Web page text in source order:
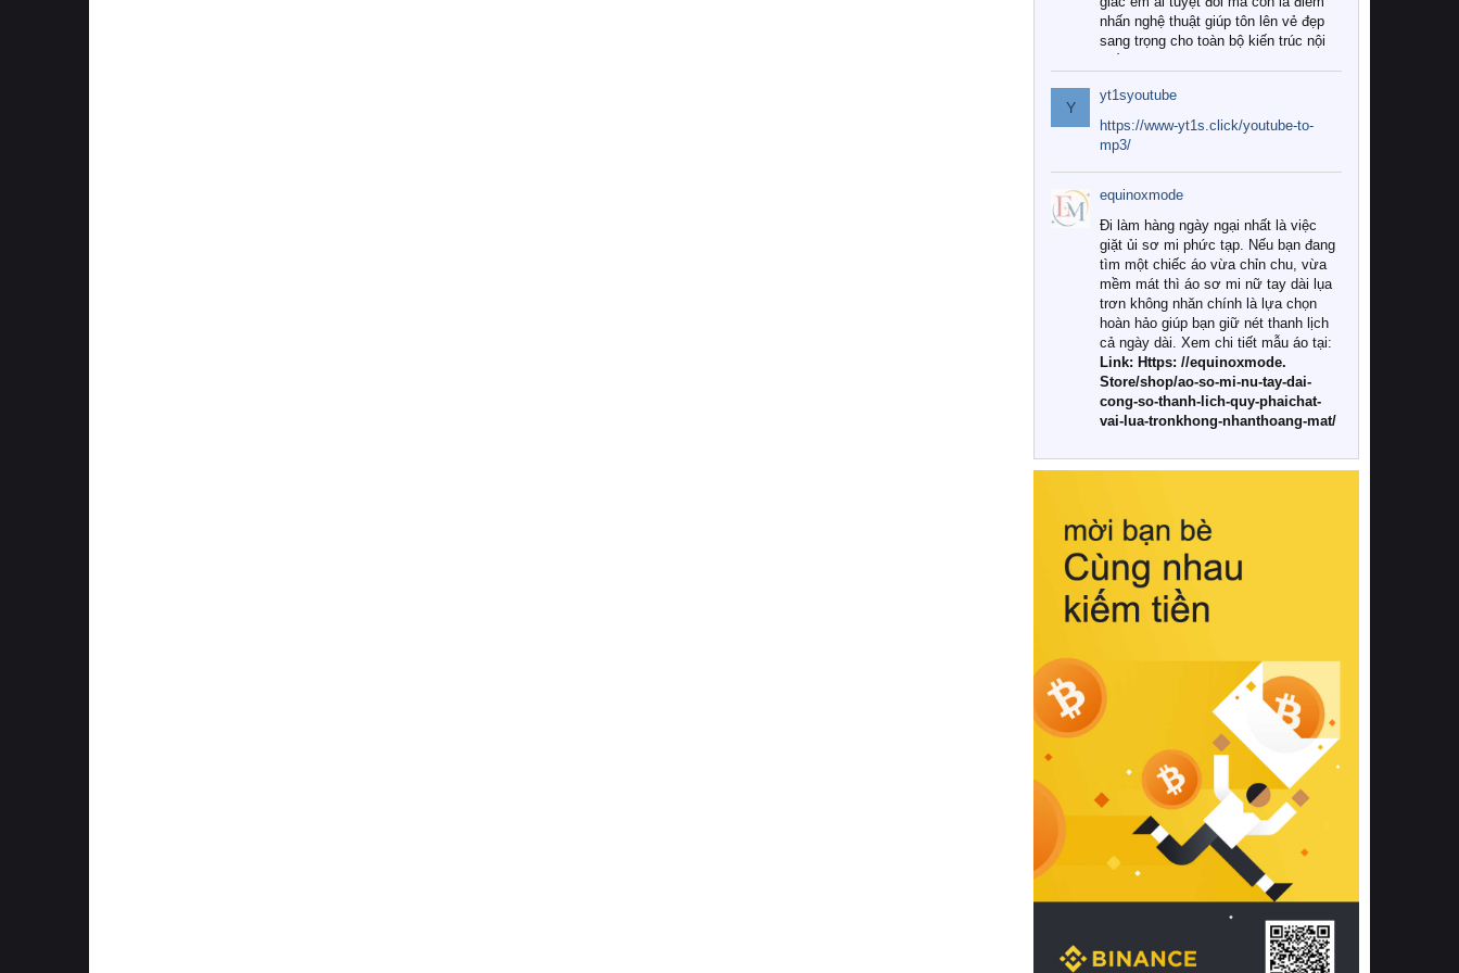
nhấn nghệ thuật giúp tôn lên vẻ đẹp
sang trọng cho toàn bộ kiến trúc nội
Tuy nhiên, giữa thị trường đa dạng
với vô vàn thương hiệu và mẫu mã
như hiện nay, làm thế nào để chọn
được những bộ chăn ga gối đệm cao
cấp thực sự chất lượng, phù hợp với
khí hậu và nhu cầu sử dụng của gia
đình? Hãy cùng chúng tôi đi tìm lời
giải đáp chi tiết qua bài viết dưới đây.
1. Tại sao các gia đình hiện đại lại ưa
chuộng chăn ga gối đệm cao cấp?
Khác với các dòng sản phẩm thông
thường, những bộ chăn ga gối đệm
cao cấp trải qua quy trình sản xuất
nghiêm ngặt từ khâu chọn lọc nguyên
liệu tự nhiên đến công nghệ dệt
nhuộm hiện đại không chứa hóa chất
này, bạn sẽ cảm nhận rõ rệt sự khác
hồi chuẩn xác của phần đệm nâng đỡ
cột sống.
Bên cạnh đó, việc lựa chọn các dòng
sản phẩm đạt chuẩn chất lượng quốc
tế còn giúp ngăn ngừa tình trạng kích
khuẩn và nấm mốc trong điều kiện
thời tiết nóng ẩm. Bạn có thể tìm hiểu
thêm các nghiên cứu khoa học về tác
động của giấc ngủ và môi trường
phòng ngủ đối với sức khỏe con
người tại Sleep Foundation (External
Link) để có cái nhìn toàn diện hơn.
2. Các tiêu chí vàng khi lựa chọn
chăn ga gối đệm cao cấp cho phòng
ngủ
Để sở hữu một bộ chăn ga gối đệm
cao cấp hoàn hảo cả về thẩm mỹ lẫn
công năng, người tiêu dùng cần cân
nhắc kỹ lưỡng các tiêu chí quan trọng
Y
yt1syoutube
https://www-yt1s.click/youtube-to-
mp3/
equinoxmode
Đi làm hàng ngày ngại nhất là việc
giặt ủi sơ mi phức tạp. Nếu bạn đang
tìm một chiếc áo vừa chỉn chu, vừa
mềm mát thì áo sơ mi nữ tay dài lụa
trơn không nhăn chính là lựa chọn
hoàn hảo giúp bạn giữ nét thanh lịch
cả ngày dài. Xem chi tiết mẫu áo tại:
Link: Https: //equinoxmode.
Store/shop/ao-so-mi-nu-tay-dai-
cong-so-thanh-lich-quy-phaichat-
vai-lua-tronkhong-nhanthoang-mat/